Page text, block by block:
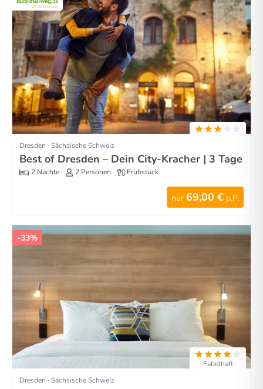
Dresden · Sächsische Schweiz
Best of Dresden – Dein City-Kracher | 3 Tage
2 Nächte 2 Personen Frühstück
nur 69,00 € p.P.
-33%
Fabelhaft
Dresden · Sächsische Schweiz